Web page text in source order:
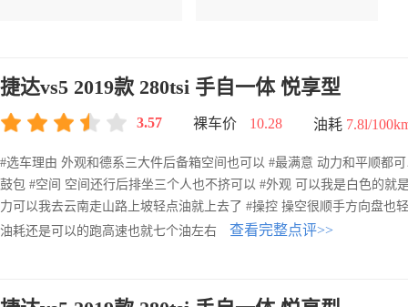
捷达vs5 2019款 280tsi 手自一体 悦享型
3.57 裸车价 10.28 油耗 7.8l/
#选车理由 外观和德系三大件后备箱空间也可以 #最满意 动力和平顺都
鼓包 #空间 空间还行后排坐三个人也不挤可以 #外观 可以我是白色的
力可以我去云南走山路上坡轻点油就上去了 #操控 操空很顺手方向盘也
油耗还是可以的跑高速也就七个油左右
查看完整点评>>